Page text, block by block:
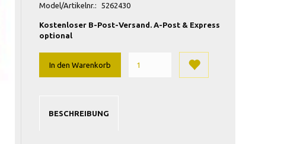
Model/Artikelnr.: 5262430
Kostenloser B-Post-Versand. A-Post & Express
optional
In den Warenkorb
BESCHREIBUNG